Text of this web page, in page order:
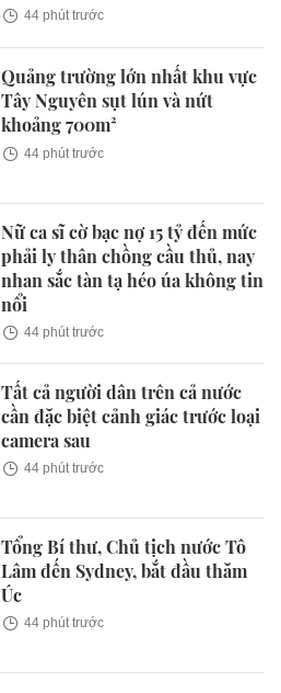
44 phút trước
Quảng trường lớn nhất khu vực
Tây Nguyên sụt lún và nứt
khoảng 700m²
44 phút trước
Nữ ca sĩ cờ bạc nợ 15 tỷ đến mức
phải ly thân chồng cầu thủ, nay
nhan sắc tàn tạ héo úa không tin
nổi
44 phút trước
Tất cả người dân trên cả nước
cần đặc biệt cảnh giác trước loại
camera sau
44 phút trước
Tổng Bí thư, Chủ tịch nước Tô
Lâm đến Sydney, bắt đầu thăm
Úc
44 phút trước